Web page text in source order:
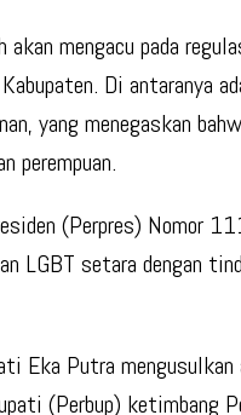
mengacu pada
Di antaranya
yang menegaskan
perempuan.
(Perpres) Nomor
LGBT setara dengan
Eka Putra mengusulkan
(Perbup) ketimbang